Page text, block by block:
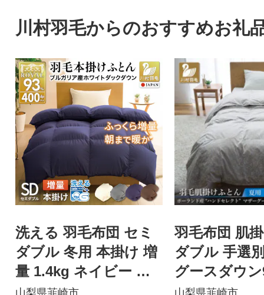
川村羽毛からのおすすめお礼
洗える 羽毛布団 セミ
ダブル 冬用 本掛け 増
量 1.4kg ネイビー ホ
ワイトダックダウン9
羽毛布団 肌
ダブル 手選
グースダウ
レミアムハ